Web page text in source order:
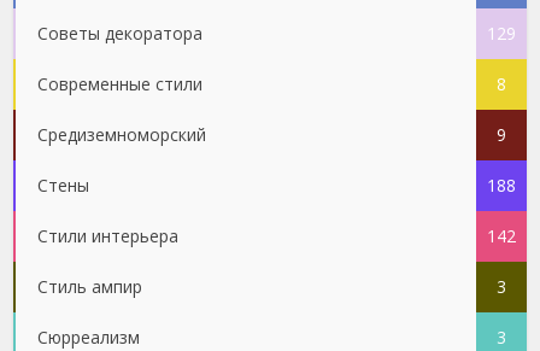
Советы декоратора 129
Современные стили 8
Средиземноморский 9
Стены 188
Стили интерьера 142
Стиль ампир 3
Сюрреализм 3